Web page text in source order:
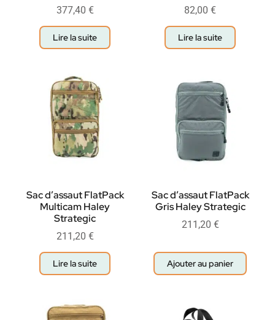
377,40 €
Lire la suite
82,00 €
Lire la suite
Sac d’assaut FlatPack
Multicam Haley
Strategic
211,20 €
Lire la suite
Sac d’assaut FlatPack
Gris Haley Strategic
211,20 €
Ajouter au panier